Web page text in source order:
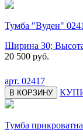
Тумба "Вуден"
Ширина 30;
20 500 руб.
арт. 02417
В КОРЗИНУ
Тумба